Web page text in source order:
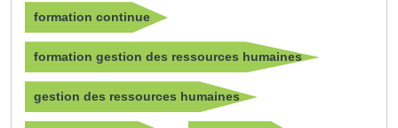
formation continue
formation gestion des ressources humaines
gestion des ressources humaines